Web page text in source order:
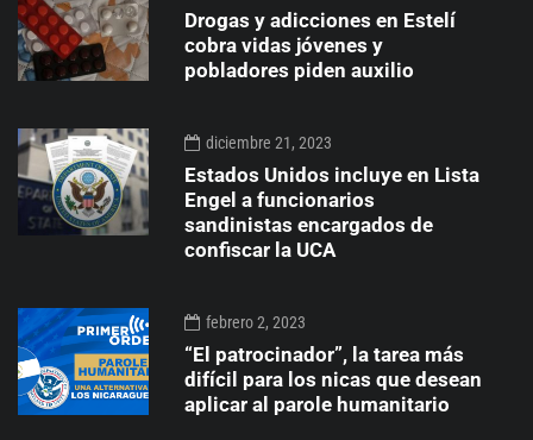
Drogas y adicciones en Estelí
cobra vidas jóvenes y
pobladores piden auxilio
diciembre 21, 2023
Estados Unidos incluye en Lista
Engel a funcionarios
sandinistas encargados de
confiscar la UCA
febrero 2, 2023
“El patrocinador”, la tarea más
difícil para los nicas que desean
aplicar al parole humanitario